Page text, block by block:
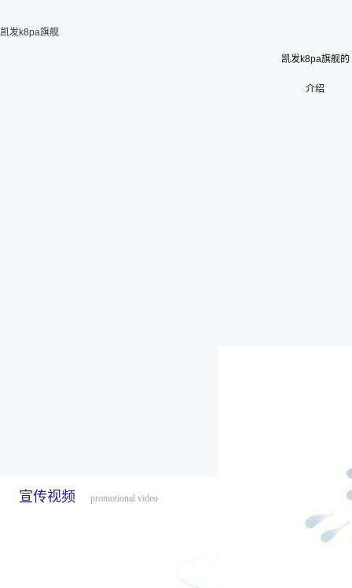
凯发k8pa旗舰
凯发k8pa旗舰的
介绍
宣传视频 promotional video